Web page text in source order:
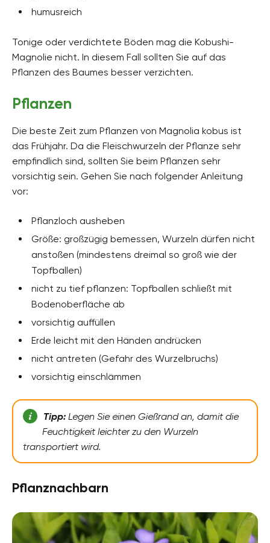
humusreich
Tonige oder verdichtete Böden mag die Kobushi-
Magnolie nicht. In diesem Fall sollten Sie auf das
Pflanzen des Baumes besser verzichten.
Pflanzen
Die beste Zeit zum Pflanzen von Magnolia kobus ist
das Frühjahr. Da die Fleischwurzeln der Pflanze sehr
empfindlich sind, sollten Sie beim Pflanzen sehr
vorsichtig sein. Gehen Sie nach folgender Anleitung
vor:
Pflanzloch ausheben
Größe: großzügig bemessen, Wurzeln dürfen nicht
anstoßen (mindestens dreimal so groß wie der
Topfballen)
nicht zu tief pflanzen: Topfballen schließt mit
Bodenoberfläche ab
vorsichtig auffüllen
Erde leicht mit den Händen andrücken
nicht antreten (Gefahr des Wurzelbruchs)
vorsichtig einschlämmen
Tipp:Legen Sie einen Gießrand an, damit die
Feuchtigkeit leichter zu den Wurzeln
transportiert wird.
Pflanznachbarn